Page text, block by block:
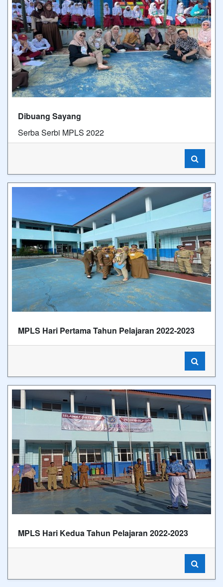
Dibuang Sayang
Serba Serbi MPLS 2022
MPLS Hari Pertama Tahun Pelajaran 2022-2023
MPLS Hari Kedua Tahun Pelajaran 2022-2023